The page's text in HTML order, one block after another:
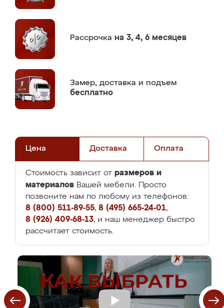
Рассрочка на 3, 4, 6 месяцев
Замер, доставка и подъем
бесплатно
Цена Доставка Оплата
Стоимость зависит от размеров и
материалов Вашей мебели. Просто
позвоните нам по любому из телефонов:
8 (800) 511-89-55, 8 (495) 665-24-01,
8 (926) 409-68-13, и наш менеджер быстро
рассчитает стоимость.